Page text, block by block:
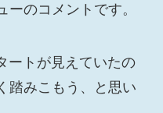
のコメントです。
ートが見えていたの
踏みこもう、と思い